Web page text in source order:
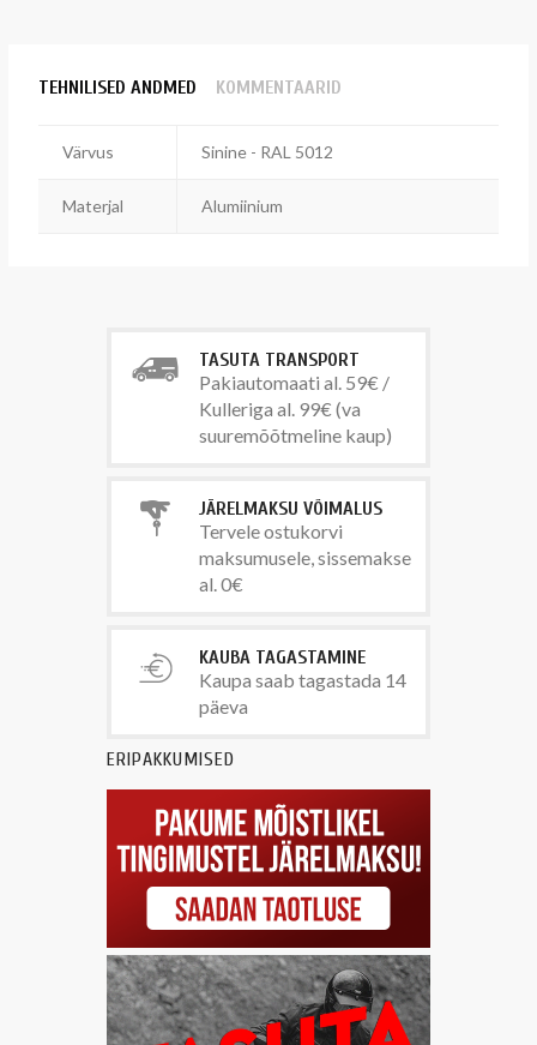
TEHNILISED ANDMED KOMMENTAARID
Värvus Sinine - RAL 5012
Materjal Alumiinium
TASUTA TRANSPORT
Pakiautomaati al. 59€ /
Kulleriga al. 99€ (va
suuremõõtmeline kaup)
JÄRELMAKSU VÕIMALUS
Tervele ostukorvi
maksumusele, sissemakse
al. 0€
KAUBA TAGASTAMINE
Kaupa saab tagastada 14
päeva
ERIPAKKUMISED